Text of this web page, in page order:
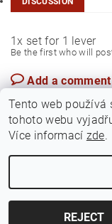
1x set for 1 lever
Be the first who will
Add a comment
2026 ©
Tento web používá
tohoto webu
Více informací zde.
REJECT